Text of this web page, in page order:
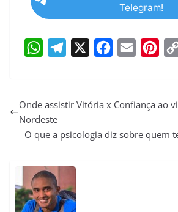
Telegram!
a
t
s
p
l
e
g
a
m
c
b
a
l
n
e
p
L
Onde assistir Vitória x Confiança ao
Nordeste
O que a psicologia diz sobre quem